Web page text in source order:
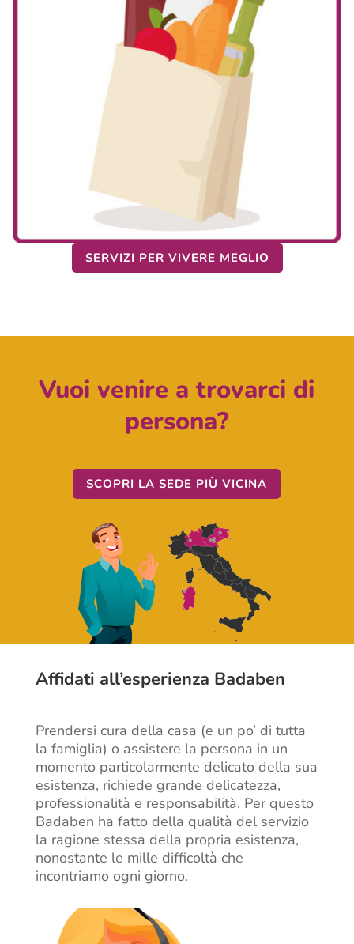
SERVIZI PER VIVERE MEGLIO
Vuoi venire a trovarci di
persona?
SCOPRI LA SEDE PIÙ VICINA
Affidati all’esperienza Badaben
Prendersi cura della casa (e un po’ di tutta
la famiglia) o assistere la persona in un
momento particolarmente delicato della sua
esistenza, richiede grande delicatezza,
professionalità e responsabilità. Per questo
Badaben ha fatto della qualità del servizio
la ragione stessa della propria esistenza,
nonostante le mille difficoltà che
incontriamo ogni giorno.